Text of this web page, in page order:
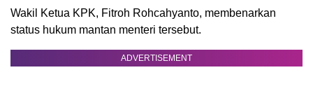
Wakil Ketua KPK, Fitroh Rohcahyanto, membenarkan
status hukum mantan menteri tersebut.
ADVERTISEMENT